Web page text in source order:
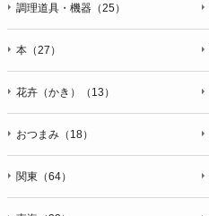
調理道具・機器（25）
本（27）
花卉（かき）（13）
おつまみ（18）
関東（64）